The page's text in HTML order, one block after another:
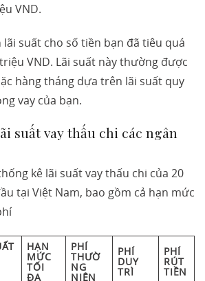
VND.
lãi suất cho số tiền bạn đã tiêu quá
VND. Lãi suất này thường được
hàng tháng dựa trên lãi suất quy
vay của bạn.
suất vay thấu chi các ngân
kê lãi suất vay thấu chi của 20
tại Việt Nam, bao gồm cả hạn mức
HẠN
MỨC
TỐI
ĐA
PHÍ
THƯỜ
NG
NIÊN
PHÍ
DUY
TRÌ
PHÍ
RÚT
TIỀN